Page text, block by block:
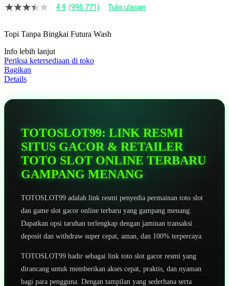
4.9
bintang,
rating
rata-
rata.
Read
13
Tautan
4.9 (995.771) Tulis ulasan
Topi Tanpa Bingkai Futura Wash
Info lebih lanjut
Periksa ketersediaan di toko
Bagikan
Details
TOTOSLOT99: LINK RESMI
SITUS GACOR & RETAILER
TOTO SLOT ONLINE TERBARU
GAMPANG MENANG
TOTOSLOT99 adalah link resmi penyedia permainan toto slot
dan game slot gacor online terbaru yang gampang menang.
Dapatkan opsi taruhan terlengkap dengan jaminan transaksi
deposit dan withdraw super cepat, aman, dan 100% terpercaya.
TOTOSLOT99 hadir sebagai link toto slot gacor resmi yang
dirancang untuk memberikan akses cepat, praktis, dan nyaman
bagi para pengguna. Dengan tampilan yang sederhana serta